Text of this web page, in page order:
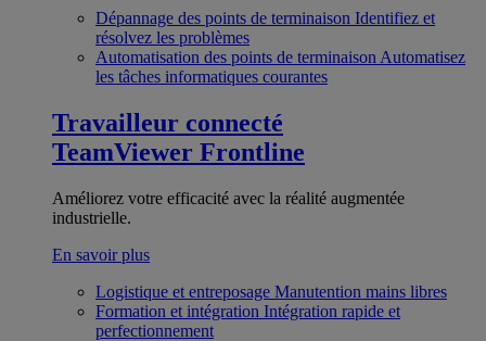
Dépannage des points de terminaison Identifiez et
résolvez les problèmes
Automatisation des points de terminaison Automatisez
les tâches informatiques courantes
Travailleur connecté
TeamViewer Frontline
Améliorez votre efficacité avec la réalité augmentée
industrielle.
En savoir plus
Logistique et entreposage Manutention mains libres
Formation et intégration Intégration rapide et
perfectionnement